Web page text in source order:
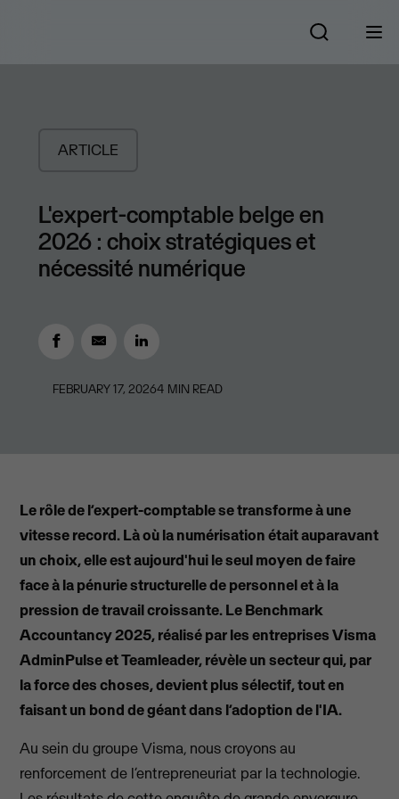
ARTICLE
L'expert-comptable belge en
2026 : choix stratégiques et
nécessité numérique
FEBRUARY 17, 20264 MIN READ
Le rôle de l’expert-comptable se transforme à une
vitesse record. Là où la numérisation était auparavant
un choix, elle est aujourd'hui le seul moyen de faire
face à la pénurie structurelle de personnel et à la
pression de travail croissante. Le Benchmark
Accountancy 2025, réalisé par les entreprises Visma
AdminPulse et Teamleader, révèle un secteur qui, par
la force des choses, devient plus sélectif, tout en
faisant un bond de géant dans l’adoption de l'IA.
Au sein du groupe Visma, nous croyons au
renforcement de l’entrepreneuriat par la technologie.